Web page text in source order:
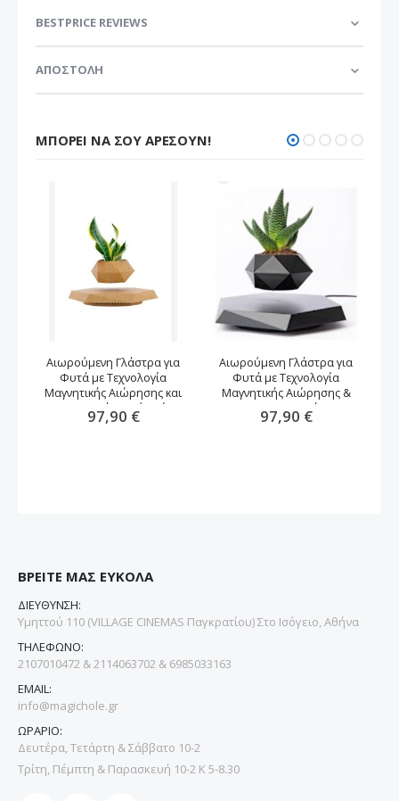
BESTPRICE REVIEWS
ΑΠΟΣΤΟΛΗ
ΜΠΟΡΕΊ ΝΑ ΣΟΥ ΑΡΈΣΟΥΝ!
Αιωρούμενη Γλάστρα για
Φυτά με Τεχνολογία
Μαγνητικής Αιώρησης και
Περιστροφή -καφέ χρώμα
97,90 €
Αιωρούμενη Γλάστρα για
Φυτά με Τεχνολογία
Μαγνητικής Αιώρησης &
Περιστροφή
97,90 €
ΒΡΕΙΤΕ ΜΑΣ ΕΥΚΟΛΑ
ΔΙΕΥΘΥΝΣΗ:
Υμηττού 110 (VILLAGE CINEMAS Παγκρατίου) Στο Ισόγειο, Αθήνα
ΤΗΛΕΦΩΝΟ:
2107010472 & 2114063702 & 6985033163
EMAIL:
info@magichole.gr
ΩΡΑΡΙΟ:
Δευτέρα, Τετάρτη & Σάββατο 10-2
Τρίτη, Πέμπτη & Παρασκευή 10-2 Κ 5-8.30